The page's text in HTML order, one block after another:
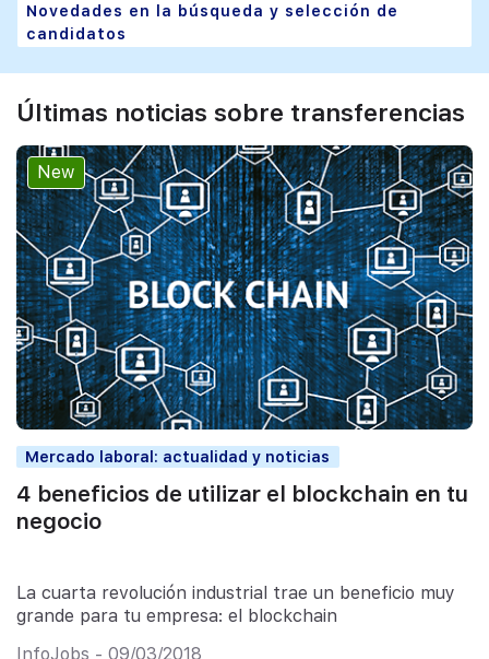
Novedades en la búsqueda y selección de
candidatos
Últimas noticias sobre transferencias
New
Mercado laboral: actualidad y noticias
4 beneficios de utilizar el blockchain en tu
negocio
La cuarta revolución industrial trae un beneficio muy
grande para tu empresa: el blockchain
InfoJobs - 09/03/2018